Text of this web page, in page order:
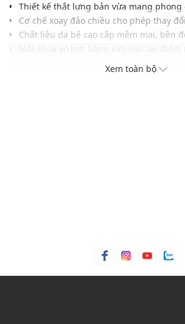
Thiết kế thắt lưng bản vừa mang phong
Cơ chế xoay đảo chiều cho phép thay
Chất liệu da bê cao cấp mềm mại, bền
Đường may bo viền chắc chắn đảm bảo
Dễ phối cùng quần tây, kaki hoặc trang
Xem toàn bộ